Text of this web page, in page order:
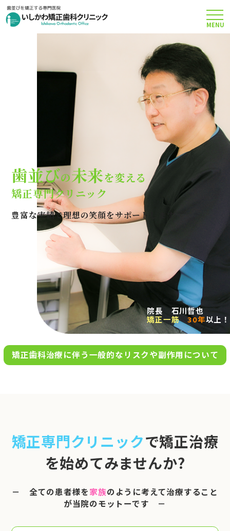
矯正治療について
当院のこだわり
費用について
クリニック案内
Q＆A
アクセス
お問い合わせ
完全
0120-695-578
※日曜は不定期で診療してい
ます
MENU
歯並びの未来を変える
矯正専門クリニック
豊富な実績で理想の笑顔をサポートします
院長 石川哲也
矯正一筋
30年以上！
矯正歯科治療に伴う一般的なリスクや副作用について
矯正専門クリニックで矯正治療
を始めてみませんか?
－ 全ての患者様を家族のように考えて治療すること
が当院のモットーです －